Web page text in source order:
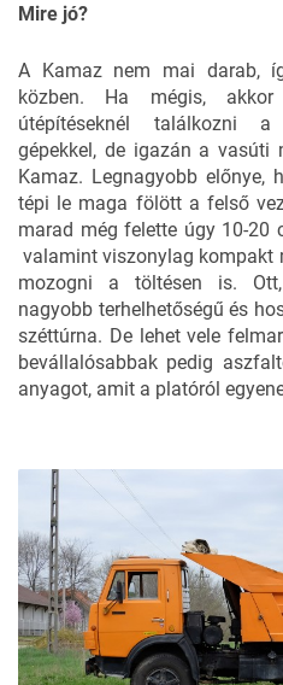
Mire jó?
A Kamaz nem mai darab,
közben. Ha mégis, akkor
útépítéseknél találkozni a
gépekkel, de igazán a vasúti
Kamaz. Legnagyobb előnye,
tépi le maga fölött a felső
marad még felette úgy 10-20
valamint viszonylag kompakt
mozogni a töltésen is.
nagyobb terhelhetőségű és
széttúrna. De lehet vele
bevállalósabbak pedig
anyagot, amit a platóról